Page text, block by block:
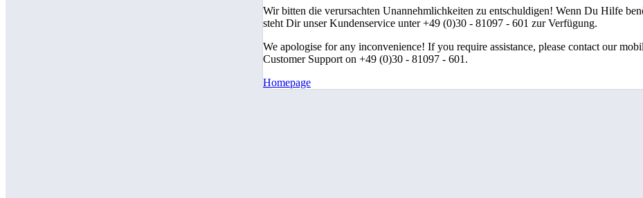
Wir bitten die verursachten Unannehmlichkeiten zu entschuldigen! Wenn Du Hilfe
steht Dir unser Kundenservice unter +49 (0)30 - 81097 - 601 zur Verfügung.
We apologise for any inconvenience! If you require assistance, please contact our
Customer Support on +49 (0)30 - 81097 - 601.
Homepage